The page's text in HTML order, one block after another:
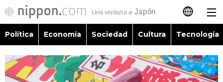
日本語
English
Política Economía Sociedad Cultura Tecnología